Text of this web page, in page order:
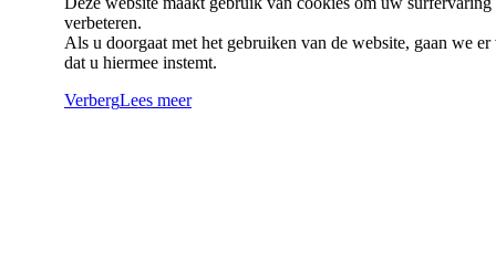
verbeteren.
Als u doorgaat met het gebruiken van de website, gaan we er
dat u hiermee instemt.
VerbergLees meer